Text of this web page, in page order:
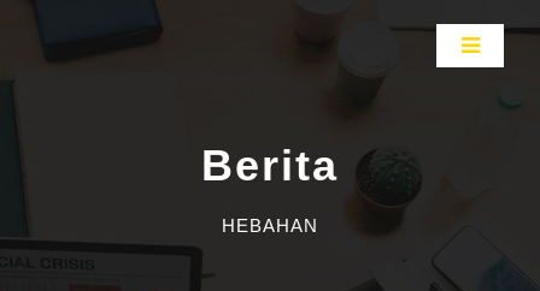
Berita
HEBAHAN